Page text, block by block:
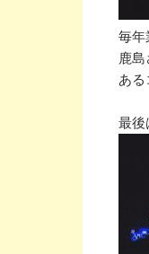
毎年
鹿
ある